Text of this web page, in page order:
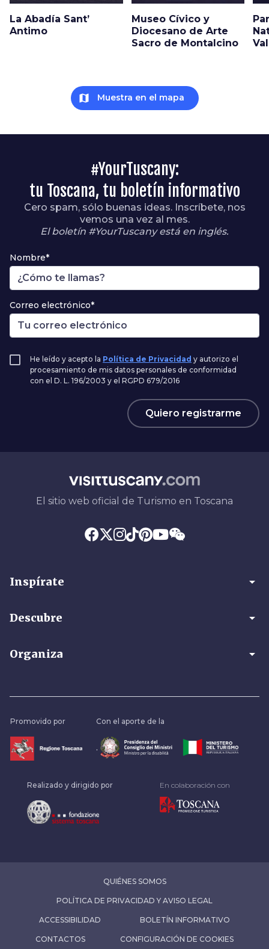
La Abadía Sant’
Antimo
Museo Cívico y
Diocesano de Arte
Sacro de Montalcino
map Muestra en el mapa
#YourTuscany:
tu Toscana, tu boletín informativo
Cero spam, sólo buenas ideas. Inscríbete, nos
vemos una vez al mes.
El boletín #YourTuscany está en inglés.
Nombre*
Correo electrónico*
He leído y acepto la Política de Privacidad y autorizo el
procesamiento de mis datos personales de conformidad
con el D. L. 196/2003 y el RGPD 679/2016
Quiero registrarme
El sitio web oficial de Turismo en Toscana
Inspírate arrow_drop_down
Descubre arrow_drop_down
Organiza arrow_drop_down
Promovido por Con el aporte de la
.
Realizado y dirigido por En colaboración con
QUIÉNES SOMOS
POLÍTICA DE PRIVACIDAD Y AVISO LEGAL
ACCESSIBILIDAD BOLETÍN INFORMATIVO
CONTACTOS CONFIGURACIÓN DE COOKIES